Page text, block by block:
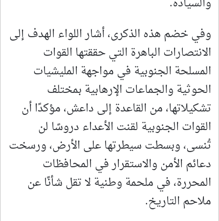
وفي خضم هذه الذكرى، أشار اللواء الهدف إلى
الانتصارات الباهرة التي حققتها القوات
المسلحة الجنوبية في مواجهة المليشيات
الحوثية والجماعات الإرهابية بمختلف
تشكيلاتها، من القاعدة إلى داعش، مؤكدًا أن
القوات الجنوبية لقنت الأعداء دروسًا لن
تُنسى، وبسطت سيطرتها على الأرض، ورسخت
دعائم الأمن والاستقرار في المحافظات
المحررة، في ملحمة وطنية لا تقل شأنًا عن
ملاحم التاريخ.